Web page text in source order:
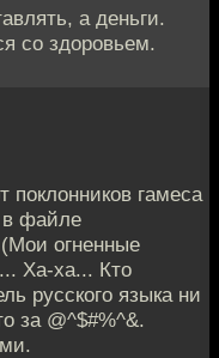
а деньги.
со здоровьем.
поклонников гамеса
в файле
огненные
Ха-ха... Кто
русского языка ни
за @^$#%^&.